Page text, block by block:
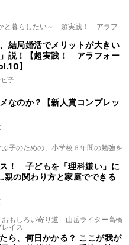
と暮らしたい～ 超実践！ アラフ
結局婚活でメリットが大きい
説！【超実践！ アラフォー
】
子
なのか？【新人賞コンプレッ
子のための、小学校６年間の勉強を
！ 子どもを「理科嫌い」に
の関わり方と家庭でできる
おもしろい寄り道 山岳ライター高橋
イス
ら、何日かかる？ ここが我が